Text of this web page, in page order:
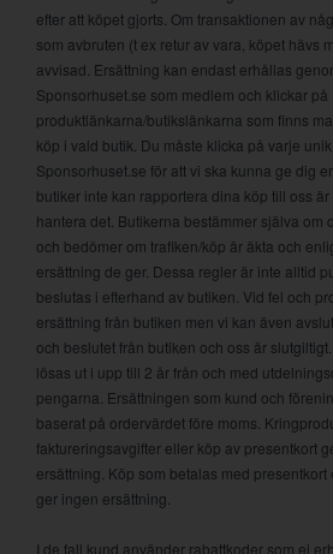
efter att köpet gjorts. Om transaktionen av
som avbruten (t ex retur av vara, köpet hävs
avvisad. Ersättning kan endast erhållas
Sponsorhuset.se som medlem och klickar på
produktlänkarna/butikslänkarna som finns
köp i vald butik. Du måste klicka på varje
Sponsorhuset.se för att vi ska kunna ge dig
butiker inte kan rapportera dina köp till oss
hantera det. Butikerna bestämmer själva om
och bedömer om trafiken/köp är äkta och
ersättning de ger. Dessa regler är inte alltid
beslutas i efterhand av butiken. Vid fel och
ersättning från butiken men vi kan även
och beslutet från butiken och oss är
lösas ut i upp till 2 år från och med
pengarna. Ersättningen som kund och
baserat på ordervärdet före moms.
faktureringsavgifter eller köp av presentkort
ersättning. Köp som betalas med
ger ingen ersättning.
I de fall kund använder rabattkoder som ej